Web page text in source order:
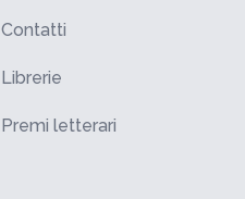
Contatti
Librerie
Premi letterari